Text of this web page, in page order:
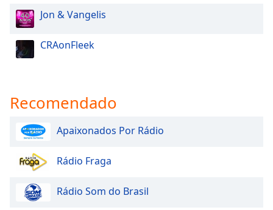
Jon & Vangelis
CRAonFleek
Recomendado
Apaixonados Por Rádio
Rádio Fraga
Rádio Som do Brasil